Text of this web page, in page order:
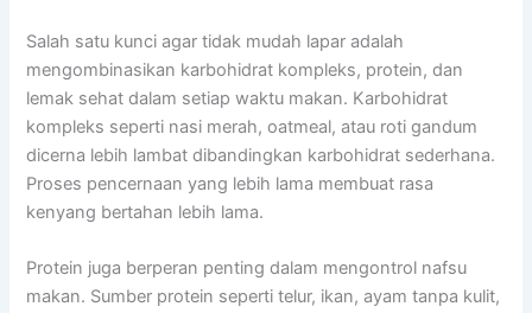
Salah satu kunci agar tidak mudah lapar adalah
mengombinasikan karbohidrat kompleks, protein, dan
lemak sehat dalam setiap waktu makan. Karbohidrat
kompleks seperti nasi merah, oatmeal, atau roti gandum
dicerna lebih lambat dibandingkan karbohidrat sederhana.
Proses pencernaan yang lebih lama membuat rasa
kenyang bertahan lebih lama.
Protein juga berperan penting dalam mengontrol nafsu
makan. Sumber protein seperti telur, ikan, ayam tanpa kulit,